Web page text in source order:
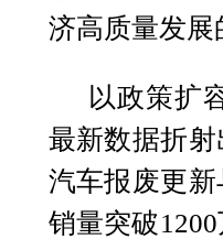
济高质量发展
以政策扩
最新数据折
汽车报废更
销量突破